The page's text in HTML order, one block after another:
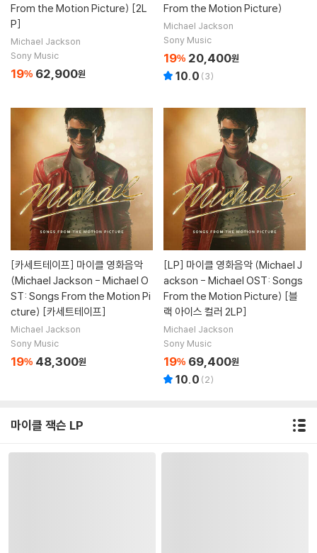
From the Motion Picture) [2L
P]
Michael Jackson
Sony Music
19% 62,900원
From the Motion Picture)
Michael Jackson
Sony Music
19% 20,400원
10.0 (3)
[카세트테이프] 마이클 영화음악
(Michael Jackson - Michael O
ST: Songs From the Motion Pi
cture) [카세트테이프]
Michael Jackson
Sony Music
19% 48,300원
[LP] 마이클 영화음악 (Michael J
ackson - Michael OST: Songs
From the Motion Picture) [블
랙 아이스 컬러 2LP]
Michael Jackson
Sony Music
19% 69,400원
10.0 (2)
마이클 잭슨 LP